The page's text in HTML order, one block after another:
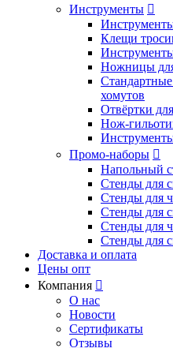
Инструменты 
Клещи
Ножницы
хомутов
Отвёртки
Нож-
Промо-наборы 
Напольный
Стенды для
Стенды для
Стенды для
Стенды для
Стенды для
Доставка и оплата
Цены опт
Компания 
О нас
Новости
Сертификаты
Отзывы